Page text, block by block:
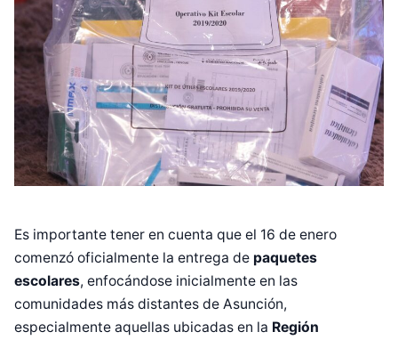
Es importante tener en cuenta que el 16 de enero
comenzó oficialmente la entrega de paquetes
escolares, enfocándose inicialmente en las
comunidades más distantes de Asunción,
especialmente aquellas ubicadas en la Región